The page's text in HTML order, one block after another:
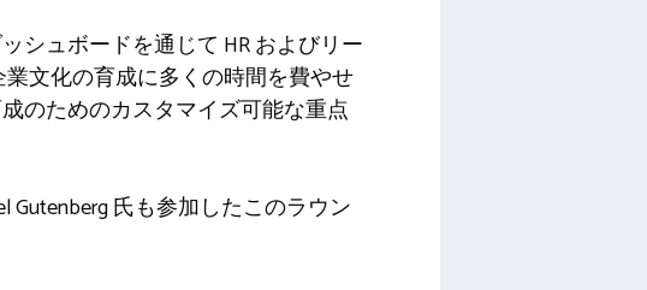
シュボードを通じて HR およびリー
文化の育成に多くの時間を費やせ
のためのカスタマイズ可能な重点
Gutenberg 氏も参加したこのラウン